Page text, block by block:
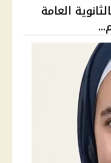
في 3 مواد بالثانوية العامة